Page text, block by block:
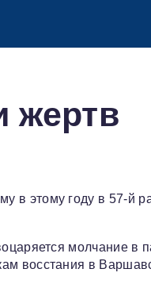
жертв
в этому году в 57-й
молчание в
восстания в